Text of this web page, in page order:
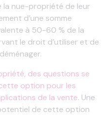
la nue-propriété de leur
d’une somme
à 50-60 % de la
le droit d’utiliser et de
des questions se
option pour les
de la vente. Une
de cette option